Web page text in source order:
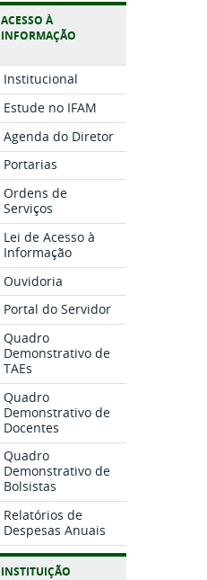
ACESSO À
INFORMAÇÃO
Institucional
Estude no IFAM
Agenda do Diretor
Portarias
Ordens de
Serviços
Lei de Acesso à
Informação
Ouvidoria
Portal do Servidor
Quadro
Demonstrativo de
TAEs
Quadro
Demonstrativo de
Docentes
Quadro
Demonstrativo de
Bolsistas
Relatórios de
Despesas Anuais
INSTITUIÇÃO